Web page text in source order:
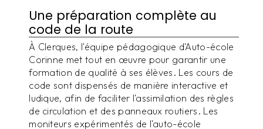
Une préparation complète au
code de la route
À Clerques, l'équipe pédagogique d'Auto-école
Corinne met tout en œuvre pour garantir une
formation de qualité à ses élèves. Les cours de
code sont dispensés de manière interactive et
ludique, afin de faciliter l'assimilation des règles
de circulation et des panneaux routiers. Les
moniteurs expérimentés de l'auto-école